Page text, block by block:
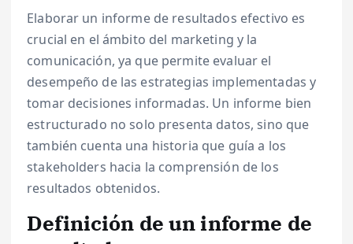
Elaborar un informe de resultados efectivo es
crucial en el ámbito del marketing y la
comunicación, ya que permite evaluar el
desempeño de las estrategias implementadas y
tomar decisiones informadas. Un informe bien
estructurado no solo presenta datos, sino que
también cuenta una historia que guía a los
stakeholders hacia la comprensión de los
resultados obtenidos.
Definición de un informe de